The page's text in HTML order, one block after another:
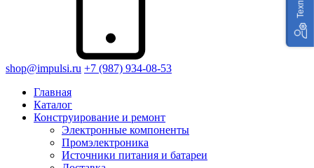
shop@impulsi.ru +7 (987) 934-08-53
Главная
Каталог
Конструирование и ремонт
Электронные компоненты
Промэлектроника
Источники питания и батареи